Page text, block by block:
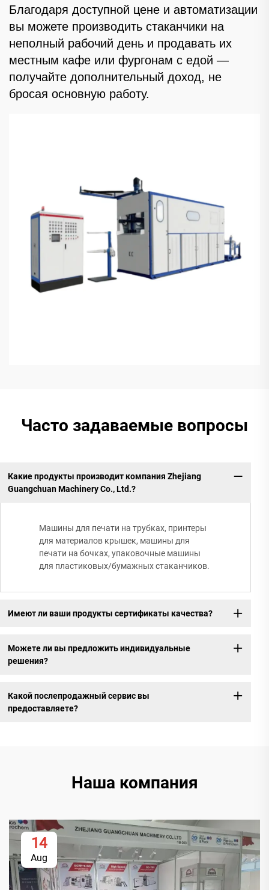
Благодаря доступной цене и автоматизации
вы можете производить стаканчики на
неполный рабочий день и продавать их
местным кафе или фургонам с едой —
получайте дополнительный доход, не
бросая основную работу.
Часто задаваемые вопросы
Какие продукты производит компания Zhejiang
Guangchuan Machinery Co., Ltd.?
Машины для печати на трубках, принтеры
для материалов крышек, машины для
печати на бочках, упаковочные машины
для пластиковых/бумажных стаканчиков.
Имеют ли ваши продукты сертификаты качества?
Можете ли вы предложить индивидуальные
решения?
Какой послепродажный сервис вы
предоставляете?
Наша компания
14
Aug